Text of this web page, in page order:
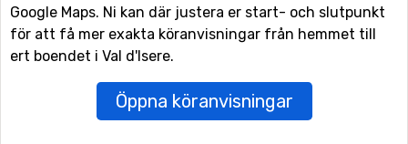
Google Maps. Ni kan där justera er start- och slutpunkt
för att få mer exakta köranvisningar från hemmet till
ert boendet i Val d'Isere.
Öppna köranvisningar